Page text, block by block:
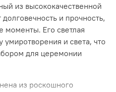
из высококачественной
и прочность,
моменты. Его светлая
умиротворения и света, что
для церемонии
из роскошного